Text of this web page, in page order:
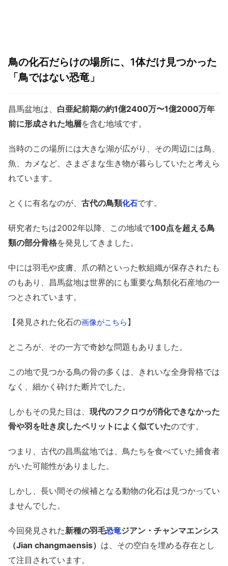
鳥の化石だらけの場所に、1体だけ見つかった
「鳥ではない恐竜」
昌馬盆地は、 白亜紀前期の約1億2400万〜1億2000万年
前に形成された地層を含む地域です。
当時のこの場所には大きな湖が広がり、その周辺には鳥、
魚、カメなど、さまざまな生き物が暮らしていたと考えら
れています。
とくに有名なのが、 古代の鳥類化石です。
研究者たちは2002年以降、この地域で100点を超える鳥
類の部分骨格を発見してきました。
中には羽毛や皮膚、爪の鞘といった軟組織が保存されたも
のもあり、昌馬盆地は世界的にも重要な鳥類化石産地の一
つとされています。
【発見された化石の画像がこちら 】
ところが、その一方で奇妙な問題もありました。
この地で見つかる鳥の骨の多くは、きれいな全身骨格では
なく、細かく砕けた断片でした。
しかもその見た目は、 現代のフクロウが消化できなかった
骨や羽を吐き戻したペリットによく似ていたのです。
つまり、古代の昌馬盆地では、鳥たちを食べていた捕食者
がいた可能性がありました。
しかし、長い間その候補となる動物の化石は見つかってい
ませんでした。
今回発見された新種の羽毛恐竜ジアン・チャンマエンシス
（Jian changmaensis） は、その空白を埋める存在とし
て注目されています。